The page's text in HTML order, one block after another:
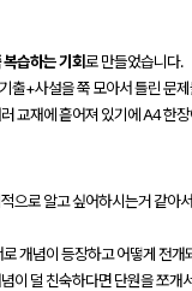
복습하는 기회로 만들었습니다.
출+사설을 쭉 모아서 틀린 문
교재에 흩어져 있기에 A4 한
으로 알고 싶어하시는거 같아
개념이 등장하고 어떻게 전
이 덜 친숙하다면 단원을 쪼